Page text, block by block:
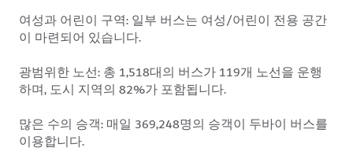
여성과 어린이 구역:일부 버스는 여성/어린이 전용 공간
이 마련되어 있습니다.
광범위한 노선:총 1,518대의 버스가 119개 노선을 운행
하며, 도시 지역의 82%가 포함됩니다.
많은 수의 승객:매일 369,248명의 승객이 두바이 버스를
이용합니다.